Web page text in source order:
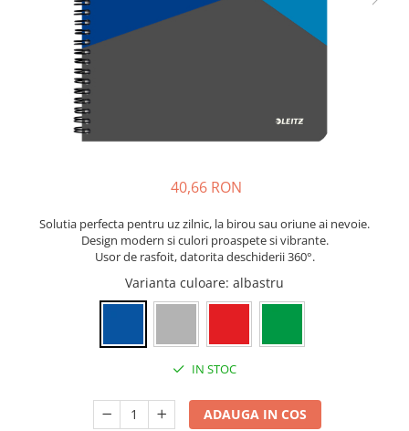
Dosare, folii protectie si mape
Accesorii diverse pentru birou
Etichetare si ambalare
Arhivare si depozitare
Instrumente de scris
Stilouri
Seturi de scris Premium
Instrumente de scris eco
Creioane mecanice si grafit
Markere diverse
Carioci si creioane colorate
40,66 RON
Solutia perfecta pentru uz zilnic, la birou sau oriune ai nevoie.
Design modern si culori proaspete si vibrante.
Usor de rasfoit, datorita deschiderii 360°.
Varianta culoare: albastru
IN STOC
ADAUGA IN COS